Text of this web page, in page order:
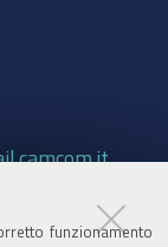
funzionamento